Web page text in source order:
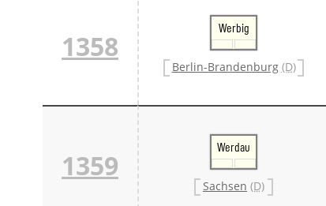
1358
Werbig
Berlin-Brandenburg (D)
1359
Werdau
Sachsen (D)